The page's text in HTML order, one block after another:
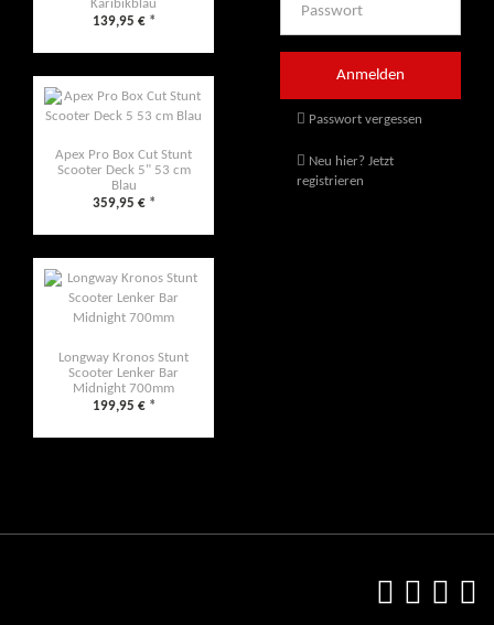
Karibikblau
139,95 € *
Apex Pro Box Cut Stunt
Scooter Deck 5" 53 cm
Blau
359,95 € *
Longway Kronos Stunt
Scooter Lenker Bar
Midnight 700mm
199,95 € *
Passwort vergessen
Neu hier? Jetzt
registrieren